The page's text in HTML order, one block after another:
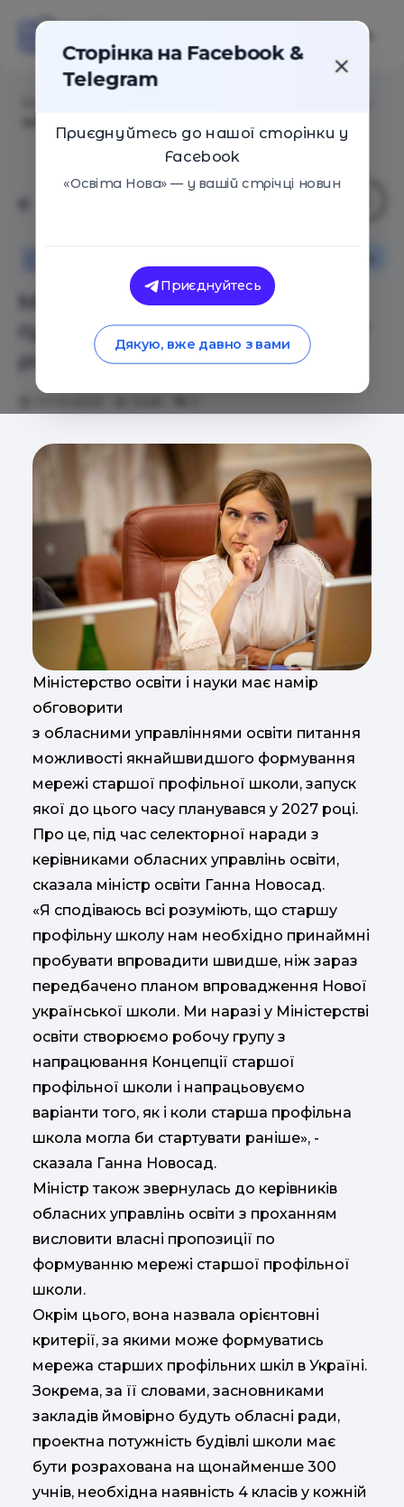
МОН планує запустити
профільну школу раніше 2027
року
Міністерство освіти і науки має намір
обговорити
з обласними управліннями освіти питання
можливості якнайшвидшого формування
мережі старшої профільної школи, запуск
якої до цього часу планувався у 2027 році.
Про це, під час селекторної наради з
керівниками обласних управлінь освіти,
сказала міністр освіти Ганна Новосад.
«Я сподіваюсь всі розуміють, що старшу
профільну школу нам необхідно принаймні
пробувати впровадити швидше, ніж зараз
передбачено планом впровадження Нової
української школи. Ми наразі у Міністерстві
освіти створюємо робочу групу з
напрацювання Концепції старшої
профільної школи і напрацьовуємо
варіанти того, як і коли старша профільна
школа могла би стартувати раніше», -
сказала Ганна Новосад.
Міністр також звернулась до керівників
обласних управлінь освіти з проханням
висловити власні пропозиції по
формуванню мережі старшої профільної
школи.
Окрім цього, вона назвала орієнтовні
критерії, за якими може формуватись
мережа старших профільних шкіл в Україні.
Зокрема, за її словами, засновниками
закладів ймовірно будуть обласні ради,
проектна потужність будівлі школи має
бути розрахована на щонайменше 300
учнів, необхідна наявність 4 класів у кожній
Сторінка на Facebook &
Telegram
Приєднуйтесь до нашої сторінки у
Facebook
«Освіта Нова» — у вашій стрічці новин
Приєднуйтесь
Дякую, вже давно з вами